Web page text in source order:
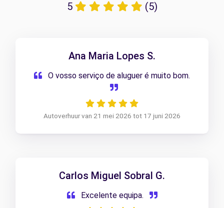
5 (5)
Ana Maria Lopes S.
Autoverhuur van 21 mei 2026 tot 17 juni 2026
Carlos Miguel Sobral G.
Excelente equipa.